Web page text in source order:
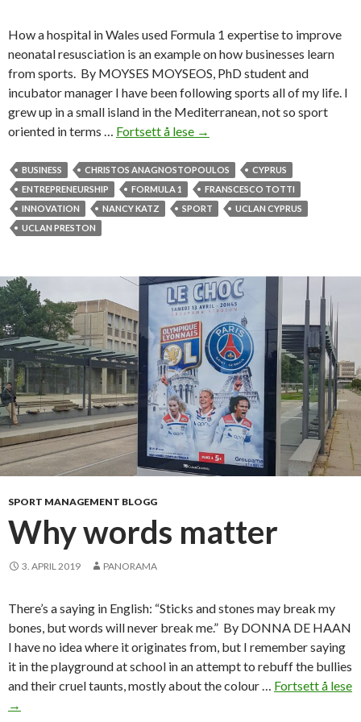
How a hospital in Wales used Formula 1 expertise to improve
neonatal resusciation is an example on how businesses learn
from sports. By MOYSES MOYSEOS, PhD student and
incubator manager I have been following sports all of my life. I
grew up in a small island in the Mediterranean, not so sport
oriented in terms … Fortsett å lese I
i
t
p
i
b
l
e
t
o
s
o
v
e
s
s
s
c
h
a
→
BUSINESS CHRISTOS ANAGNOSTOPOULOS
CYPRUS
ENTREPRENEURSHIP
FORMULA 1
FRANSCESCO TOTTI
INNOVATION
NANCY KATZ SPORT
UCLAN CYPRUS
UCLAN PRESTON
SPORT MANAGEMENT BLOGG
Why words matter
3. APRIL 2019 PANORAMA
There’s a saying in English: “Sticks and stones may break my
bones, but words will never break me.” By DONNA DE HAAN
I have no idea where it originates from, but I remember saying
it in the playground at school in an attempt to rebuff the bullies
and their cruel taunts, mostly about the colour … Fortsett å lese
W
→